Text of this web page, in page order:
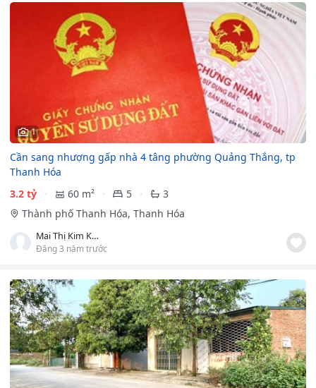
1
Cần sang nhượng gấp nhà 4 tâng phường Quảng Thắng, tp
Thanh Hóa
3.2 tỷ
60 m² 5
3
Thành phố Thanh Hóa, Thanh Hóa
Mai Thị Kim Khánh
Đăng 3 năm trước